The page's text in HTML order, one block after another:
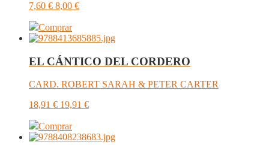
7,60 € 8,00 €
Comprar
EL CÁNTICO DEL CORDERO
CARD. ROBERT SARAH & PETER CARTER
18,91 € 19,91 €
Comprar